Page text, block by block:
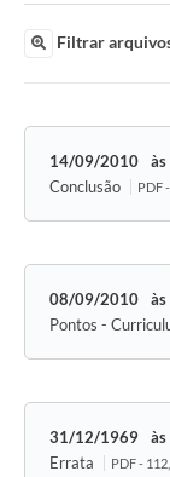
PROCON
LGPD
Sugestões
SOLICITAÇÕES
Expediente
Ouvidoria
Galeria de Vídeos
Projetos
Filtrar
14/09/2010
Conclusão
PDF
08/09/2010
Pontos -
31/12/1969
Errata
PDF -